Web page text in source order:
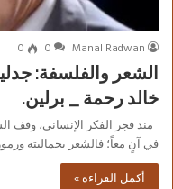
Manal Radwan
0
0
الشعر والفلسفة:
خالد رحمة _ برلين.
منذ فجر الفكر الإنساني، وقف
في آنٍ معاً؛ فالشعر بجماليته
أكمل القراءة »